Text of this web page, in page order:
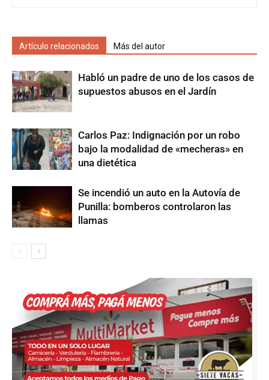
Artículo relacionados Más del autor
Habló un padre de uno de los casos de
supuestos abusos en el Jardín
Carlos Paz: Indignación por un robo
bajo la modalidad de «mecheras» en
una dietética
Se incendió un auto en la Autovía de
Punilla: bomberos controlaron las
llamas